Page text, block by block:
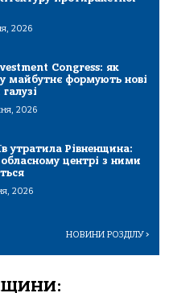
2026
Congress: як
у майбутнє формують нові
2026
утратила Рівненщина:
обласному центрі з ними
2026
НОВИНИ РОЗДІЛУ>